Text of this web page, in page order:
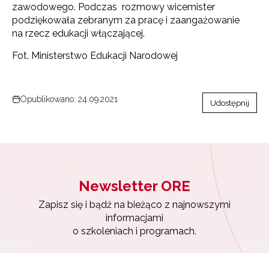
zawodowego. Podczas rozmowy wicemister
podziękowała zebranym za pracę i zaangażowanie
na rzecz edukacji włączającej.
Fot. Ministerstwo Edukacji Narodowej
Opublikowano: 24.09.2021 Udostępnij
Newsletter ORE
Zapisz się i bądź na bieżąco z najnowszymi
informacjami
o szkoleniach i programach.